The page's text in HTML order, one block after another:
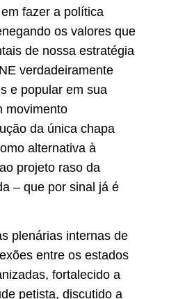
fazer a política
os valores que
de nossa estratégia
verdadeiramente
e popular em sua
movimento
da única chapa
alternativa à
projeto raso da
– que por sinal já é
plenárias internas de
entre os estados
fortalecido a
petista, discutido a